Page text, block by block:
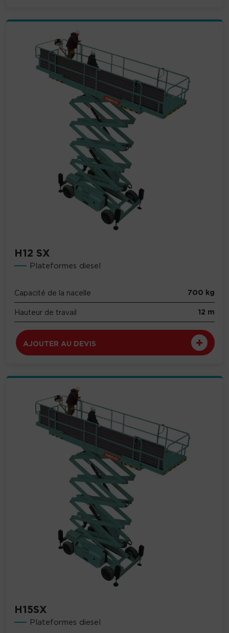
H12 SX
Plateformes diesel
Capacité de la nacelle 700 kg
Hauteur de travail 12 m
AJOUTER AU DEVIS
H15SX
Plateformes diesel